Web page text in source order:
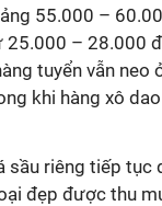
55.000 –
25.000 – 28.000
tuyển vẫn
khi hàng xô
sầu riêng tiếp tục
đẹp được thu